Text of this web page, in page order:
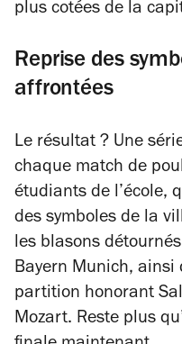
plus cotées de la
Reprise des
affrontées
Le résultat ? Une
chaque match de
étudiants de l’école,
des symboles de la
les blasons
Bayern Munich, ainsi
partition honorant
Mozart. Reste plus